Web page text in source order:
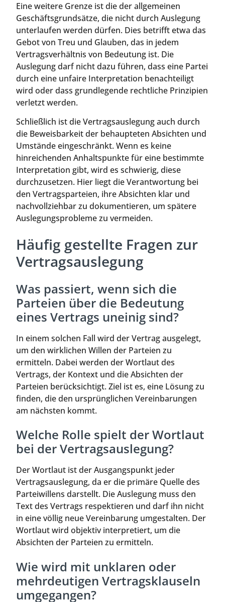
Eine weitere Grenze ist die der allgemeinen
Geschäftsgrundsätze, die nicht durch Auslegung
unterlaufen werden dürfen. Dies betrifft etwa das
Gebot von Treu und Glauben, das in jedem
Vertragsverhältnis von Bedeutung ist. Die
Auslegung darf nicht dazu führen, dass eine Partei
durch eine unfaire Interpretation benachteiligt
wird oder dass grundlegende rechtliche Prinzipien
verletzt werden.
Schließlich ist die Vertragsauslegung auch durch
die Beweisbarkeit der behaupteten Absichten und
Umstände eingeschränkt. Wenn es keine
hinreichenden Anhaltspunkte für eine bestimmte
Interpretation gibt, wird es schwierig, diese
durchzusetzen. Hier liegt die Verantwortung bei
den Vertragsparteien, ihre Absichten klar und
nachvollziehbar zu dokumentieren, um spätere
Auslegungsprobleme zu vermeiden.
Häufig gestellte Fragen zur
Vertragsauslegung
Was passiert, wenn sich die
Parteien über die Bedeutung
eines Vertrags uneinig sind?
In einem solchen Fall wird der Vertrag ausgelegt,
um den wirklichen Willen der Parteien zu
ermitteln. Dabei werden der Wortlaut des
Vertrags, der Kontext und die Absichten der
Parteien berücksichtigt. Ziel ist es, eine Lösung zu
finden, die den ursprünglichen Vereinbarungen
am nächsten kommt.
Welche Rolle spielt der Wortlaut
bei der Vertragsauslegung?
Der Wortlaut ist der Ausgangspunkt jeder
Vertragsauslegung, da er die primäre Quelle des
Parteiwillens darstellt. Die Auslegung muss den
Text des Vertrags respektieren und darf ihn nicht
in eine völlig neue Vereinbarung umgestalten. Der
Wortlaut wird objektiv interpretiert, um die
Absichten der Parteien zu ermitteln.
Wie wird mit unklaren oder
mehrdeutigen Vertragsklauseln
umgegangen?